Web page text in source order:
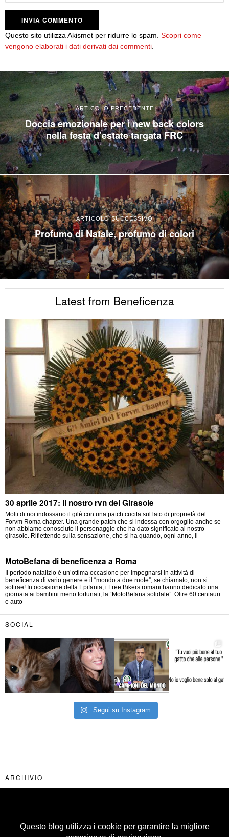
Questo sito utilizza Akismet per ridurre lo spam. Scopri come
vengono elaborati i dati derivati dai commenti
ARTICOLO PRECEDENTE
Doccia emozionale per i new back colors
nella festa d’estate targata FRC
ARTICOLO SUCCESSIVO
Profumo di Natale, profumo di colori
Latest from Beneficenza
30 aprile 2017: il nostro rvn del Girasole
Molti di noi indossano il gilè con una patch cucita sul lato di proprietà del
Forvm Roma chapter. Una grande patch che si indossa con orgoglio anche se
non abbiamo conosciuto il personaggio che ha dato significato al nostro
girasole. Riflettendo sulla sensazione, che si ha quando, ogni anno, il
MotoBefana di beneficenza a Roma
Il periodo natalizio è un’ottima occasione per impegnarsi in attività di
beneficenza di vario genere e il “mondo a due ruote”, se chiamato, non si
sottrae! In occasione della Epifania, i Free Bikers romani hanno dedicato una
giornata ai bambini meno fortunati, la “MotoBefana solidale”. Oltre 60 centauri
e auto
SOCIAL
Segui su Instagram
ARCHIVIO